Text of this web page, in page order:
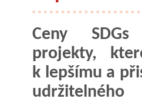
Ceny
projekty,
k lepšímu a
udržitelného